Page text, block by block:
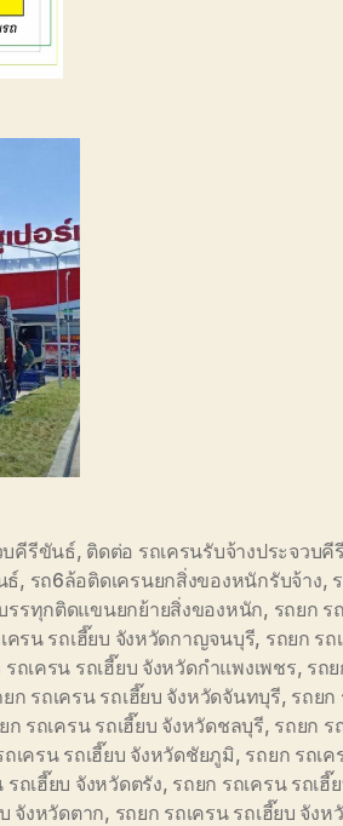
บคีรีขันธ์, ติดต่อ รถเครนรับจ้างประจวบคี
ธ์, รถ6ล้อติดเครนยกสิ่งของหนักรับจ้าง,
รรทุกติดแขนยกย้ายสิ่งของหนัก, รถยก ร
ครน รถเฮี๊ยบ จังหวัดกาญจนบุรี, รถยก รถ
รถเครน รถเฮี๊ยบ จังหวัดกำแพงเพชร, รถ
ยก รถเครน รถเฮี๊ยบ จังหวัดจันทบุรี, รถยก
ก รถเครน รถเฮี๊ยบ จังหวัดชลบุรี, รถยก ร
ถเครน รถเฮี๊ยบ จังหวัดชัยภูมิ, รถยก รถเค
รถเฮี๊ยบ จังหวัดตรัง, รถยก รถเครน รถเฮี๊
จังหวัดตาก, รถยก รถเครน รถเฮี๊ยบ จัง